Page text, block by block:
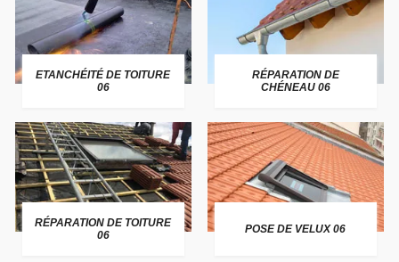
ETANCHÉITÉ DE TOITURE
06
RÉPARATION DE
CHÉNEAU 06
RÉPARATION DE TOITURE
06
POSE DE VELUX 06